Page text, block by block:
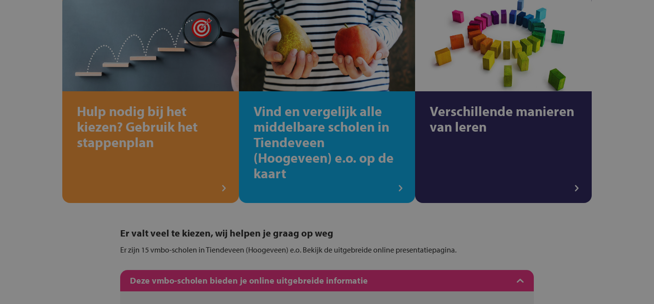
Hulp nodig bij het
kiezen? Gebruik het
stappenplan
Vind en vergelijk alle
middelbare scholen in
Tiendeveen
(Hoogeveen) e.o. op de
kaart
Verschillende manieren
van leren
Er valt veel te kiezen, wij helpen je graag op weg
Er zijn 15 vmbo-scholen in Tiendeveen (Hoogeveen) e.o. Bekijk de uitgebreide online presentatiepagina.
Deze vmbo-scholen bieden je online uitgebreide informatie